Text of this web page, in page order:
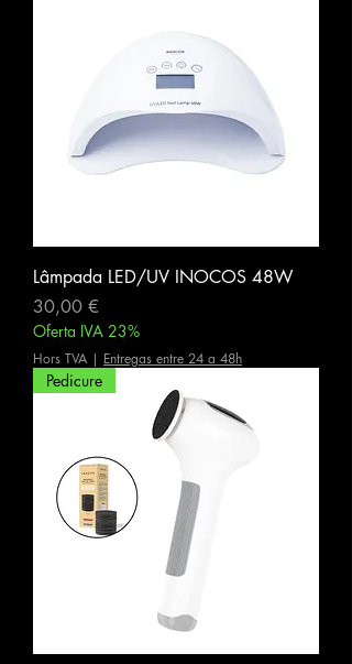
Lâmpada LED/UV INOCOS 48W
Prix
30,00 €
Oferta IVA 23%
Hors TVA | Entregas entre 24 a 48h
Pedicure